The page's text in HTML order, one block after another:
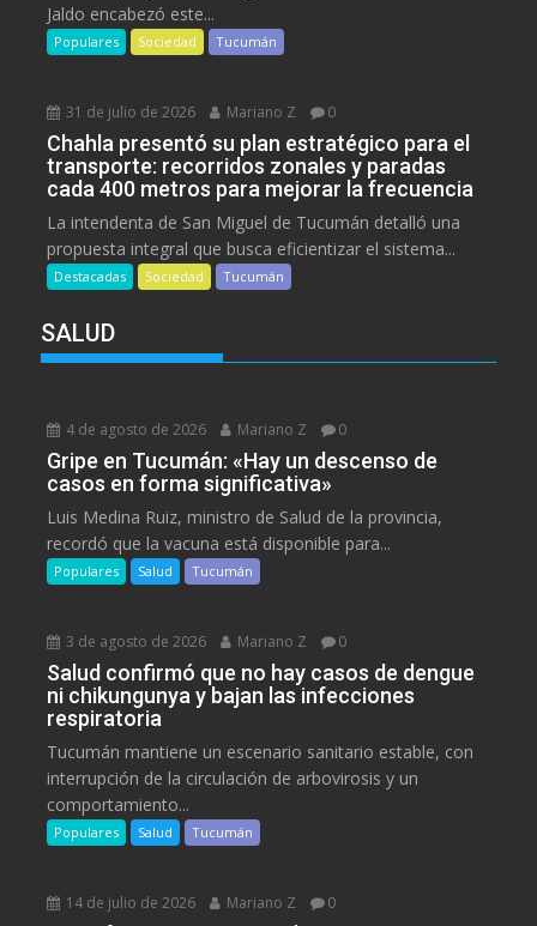
Jaldo encabezó este...
Populares Sociedad Tucumán
31 de julio de 2026 Mariano Z 0
Chahla presentó su plan estratégico para el
transporte: recorridos zonales y paradas
cada 400 metros para mejorar la frecuencia
La intendenta de San Miguel de Tucumán detalló una
propuesta integral que busca eficientizar el sistema...
Destacadas Sociedad Tucumán
SALUD
4 de agosto de 2026 Mariano Z 0
Gripe en Tucumán: «Hay un descenso de
casos en forma significativa»
Luis Medina Ruiz, ministro de Salud de la provincia,
recordó que la vacuna está disponible para...
Populares Salud Tucumán
3 de agosto de 2026 Mariano Z 0
Salud confirmó que no hay casos de dengue
ni chikungunya y bajan las infecciones
respiratoria
Tucumán mantiene un escenario sanitario estable, con
interrupción de la circulación de arbovirosis y un
comportamiento...
Populares Salud Tucumán
14 de julio de 2026 Mariano Z 0